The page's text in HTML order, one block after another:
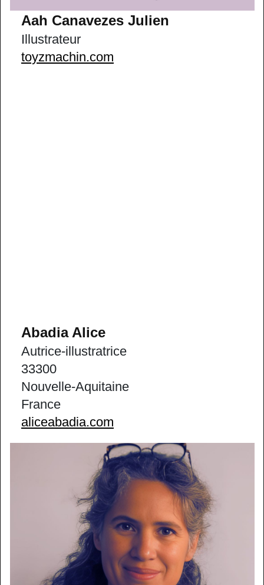
Aah Canavezes Julien
Illustrateur
toyzmachin.com
Abadia Alice
Autrice-illustratrice
33300
Nouvelle-Aquitaine
France
aliceabadia.com